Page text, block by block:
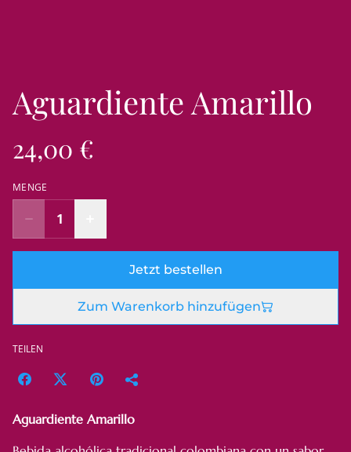
Aguardiente Amarillo
24,00 €
MENGE
Jetzt bestellen
Zum Warenkorb hinzufügen
TEILEN
Aguardiente Amarillo